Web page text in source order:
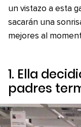
un vistazo a esta
sacarán una
mejores al
1. Ella
padres